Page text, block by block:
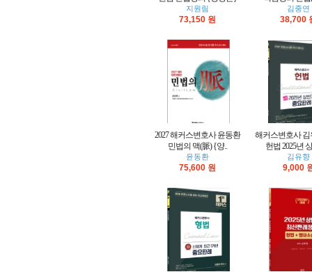
지원림
73,150 원
김중연
38,700
2027 해커스변호사 윤동환
민법의 맥(脈) {양..
윤동환
75,600 원
해커스변호사 김
헌법 2025년
김유향
9,000